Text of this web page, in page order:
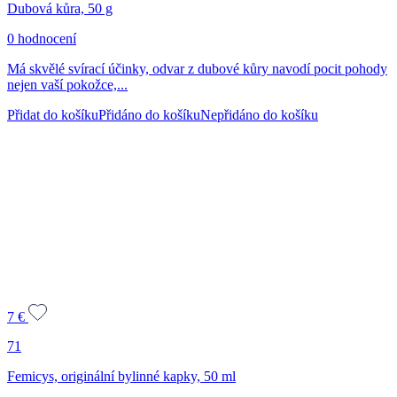
Dubová kůra, 50 g
0 hodnocení
Má skvělé svírací účinky, odvar z dubové kůry navodí pocit pohody
nejen vaší pokožce,...
Přidat do košíkuPřidáno do košíkuNepřidáno do košíku
7 €
71
Femicys, originální bylinné kapky, 50 ml